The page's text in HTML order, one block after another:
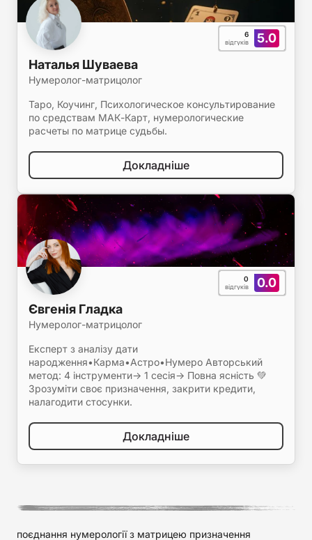
5.0
6
відгуків
Наталья Шуваева
Нумеролог-матрицолог
Таро, Коучинг, Психологическое консультирование
по средствам МАК-Карт, нумерологические
расчеты по матрице судьбы.
Докладніше
0.0
0
відгуків
Євгенія Гладка
Нумеролог-матрицолог
Експерт з аналізу дати
народження•Карма•Астро•Нумеро Авторський
метод: 4 інструменти-> 1 сесія-> Повна ясність 💚
Зрозуміти своє призначення, закрити кредити,
налагодити стосунки.
Докладніше
поєднання нумерології з матрицею призначення